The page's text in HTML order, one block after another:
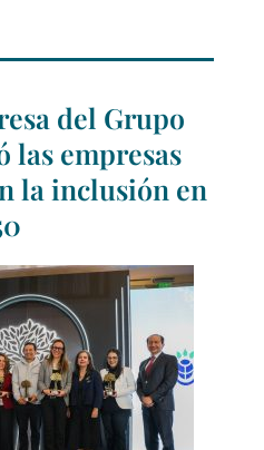
del Grupo
las empresas
la inclusión en